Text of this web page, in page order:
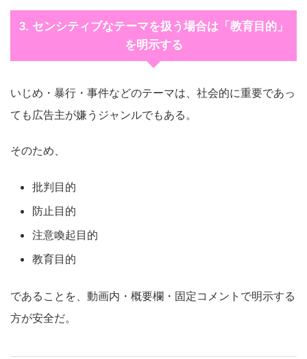
3. センシティブなテーマを扱う場合は「教育目的」
を明示する
いじめ・暴行・事件などのテーマは、社会的に重要であっ
ても広告主が嫌うジャンルでもある。
そのため、
批判目的
防止目的
注意喚起目的
教育目的
であることを、動画内・概要欄・固定コメントで明示する
方が安全だ。